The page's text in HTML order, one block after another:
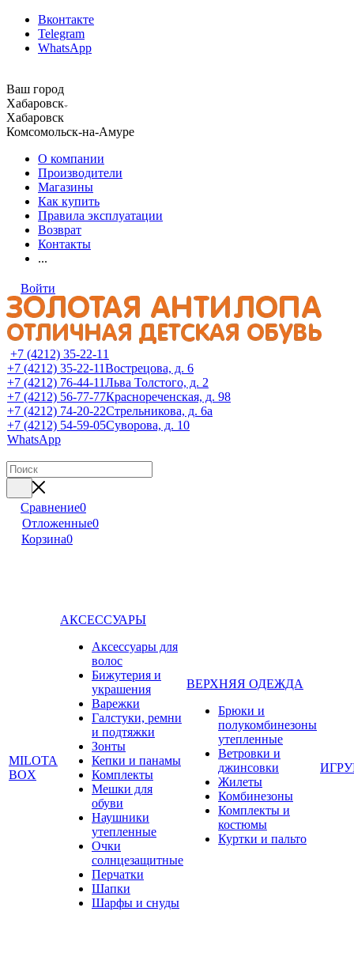
Вконтакте
Telegram
WhatsApp
Ваш город
Хабаровск
Хабаровск
Комсомольск-на-Амуре
О компании
Производители
Магазины
Как купить
Правила эксплуатации
Возврат
Контакты
...
Войти
+7 (4212) 35-22-11
+7 (4212) 35-22-11Вострецова, д. 6
+7 (4212) 76-44-11Льва Толстого, д. 2
+7 (4212) 56-77-77Краснореченская, д. 98
+7 (4212) 74-20-22Стрельникова, д. 6а
+7 (4212) 54-59-05Суворова, д. 10
WhatsApp
Сравнение0
Отложенные0
Корзина0
MILOTA
BOX
АКСЕССУАРЫ
Аксессуары для
волос
Бижутерия и
украшения
Варежки
Галстуки, ремни
и подтяжки
Зонты
Кепки и панамы
Комплекты
Мешки для
обуви
Наушники
утепленные
Очки
солнцезащитные
Перчатки
Шапки
Шарфы и снуды
ВЕРХНЯЯ ОДЕЖДА
Брюки и
полукомбинезоны
утепленные
Ветровки и
джинсовки
Жилеты
Комбинезоны
Комплекты и
костюмы
Куртки и пальто